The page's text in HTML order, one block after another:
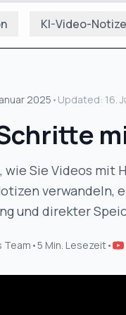
KI-Video-
2025 • Updated: 16.
wie Sie Videos mit
verwandeln,
und direkter
Team •5 Min. Lesezeit•